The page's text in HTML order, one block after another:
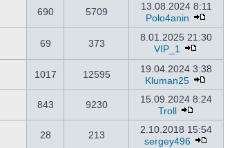
690 5709
13.08.2024 8:11
Polo4anin
69 373
8.01.2025 21:30
VIP_1
1017 12595
19.04.2024 3:38
Kluman25
843 9230
15.09.2024 8:24
Troll
28 213
2.10.2018 15:54
sergey496